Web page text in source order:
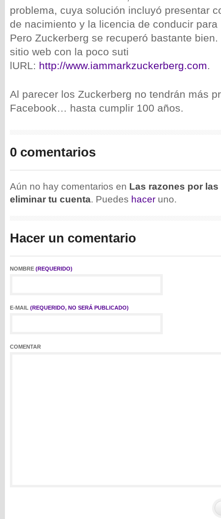
problema, cuya solución incluyó presentar
de nacimiento y la licencia de conducir
Pero Zuckerberg se recuperó bastante
sitio web con la poco suti
lURL: http://www.iammarkzuckerberg.com.
Al parecer los Zuckerberg no tendrán más
Facebook… hasta cumplir 100 años.
0 comentarios
Aún no hay comentarios en Las razones por
eliminar tu cuenta. Puedes hacer uno.
Hacer un comentario
NOMBRE (REQUERIDO)
E-MAIL (REQUERIDO, NO SERÁ PUBLICADO)
COMENTAR